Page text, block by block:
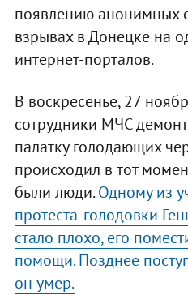
появлению анонимных
взрывах в Донецке на
интернет-порталов.
В воскресенье, 27
сотрудники МЧС
палатку голодающих
происходил в тот
были люди.Одному из
протеста-голодовки
стало плохо, его
помощи. Позднее
он умер.